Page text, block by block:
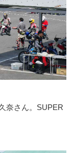
奈さん。SUPER